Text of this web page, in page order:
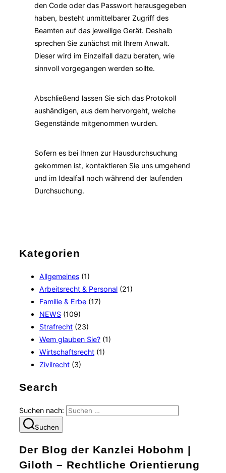
den Code oder das Passwort herausgegeben
haben, besteht unmittelbarer Zugriff des
Beamten auf das jeweilige Gerät. Deshalb
sprechen Sie zunächst mit Ihrem Anwalt.
Dieser wird im Einzelfall dazu beraten, wie
sinnvoll vorgegangen werden sollte.
Abschließend lassen Sie sich das Protokoll
aushändigen, aus dem hervorgeht, welche
Gegenstände mitgenommen wurden.
Sofern es bei Ihnen zur Hausdurchsuchung
gekommen ist, kontaktieren Sie uns umgehend
und im Idealfall noch während der laufenden
Durchsuchung.
Kategorien
Allgemeines (1)
Arbeitsrecht & Personal (21)
Familie & Erbe (17)
NEWS (109)
Strafrecht (23)
Wem glauben Sie? (1)
Wirtschaftsrecht (1)
Zivilrecht (3)
Search
Suchen nach:
Suchen
Der Blog der Kanzlei Hobohm |
Giloth – Rechtliche Orientierung